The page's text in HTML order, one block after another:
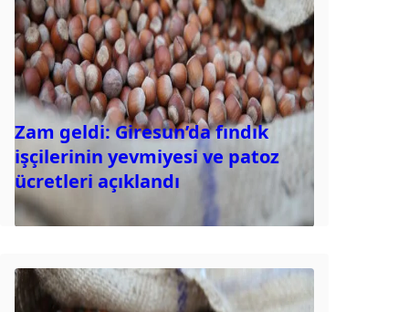
Zam geldi: Giresun’da fındık
işçilerinin yevmiyesi ve patoz
ücretleri açıklandı